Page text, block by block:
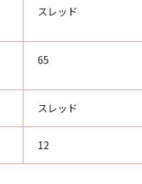
スレッド
65
スレッド
12